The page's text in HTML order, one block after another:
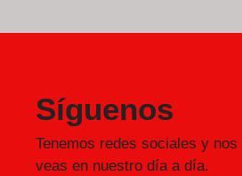
Síguenos
Tenemos redes sociales y
veas en nuestro día a día.